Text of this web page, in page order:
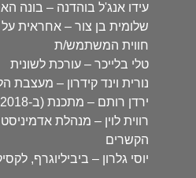
עידו אנג'ל בוהדנה – בונה
שלומית בן צור – אחראית
חווית המשתמש/ת
טלי בלייכר – עורכת לשונית
נורית וינד קידרון – מעצבת
ירדן רותם – מתכנת (ב-2019-2018)
רווית לוין – מנהלת
הקשרים
יוסי גלרון – ביביליוגרף,